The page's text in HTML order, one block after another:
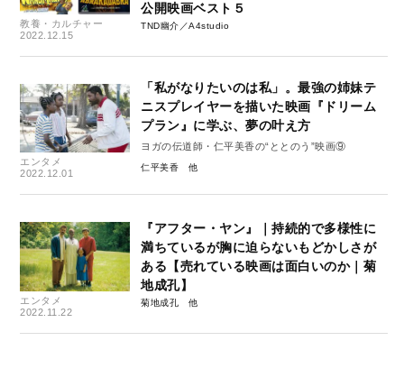
教養・カルチャー
2022.12.15
公開映画ベスト５
TND幽介／A4studio
エンタメ
2022.12.01
「私がなりたいのは私」。最強の姉妹テ
ニスプレイヤーを描いた映画『ドリーム
プラン』に学ぶ、夢の叶え方
ヨガの伝道師・仁平美香の“ととのう”映画⑨
仁平美香
エンタメ
2022.11.22
『アフター・ヤン』｜持続的で多様性に
満ちているが胸に迫らないもどかしさが
ある【売れている映画は面白いのか｜菊
地成孔】
菊地成孔